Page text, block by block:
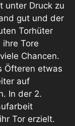
unter Druck zu
gut und der
Torhüter
Tore
Chancen.
Öfteren etwas
auf
In der 2.
Tor erzielt.